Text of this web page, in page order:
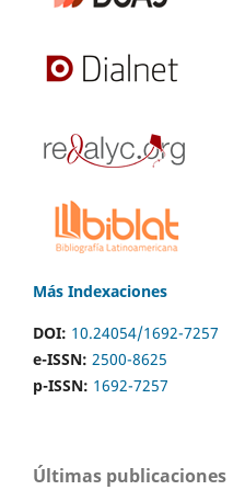
Más Indexaciones
DOI: 10.24054/1692-7257
e-ISSN: 2500-8625
p-ISSN: 1692-7257
Últimas publicaciones